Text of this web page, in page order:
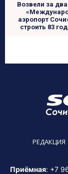
Возвели за
аэропорт
строить 83
РЕДАКЦИЯ
Приёмная: +7